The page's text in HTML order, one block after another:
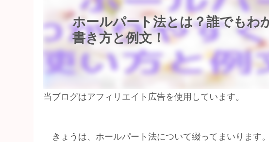
ホールパート法とは？誰でもわ
書き方と例文！
当ブログはアフィリエイト広告を使用しています。
きょうは、ホールパート法について綴ってまいります。